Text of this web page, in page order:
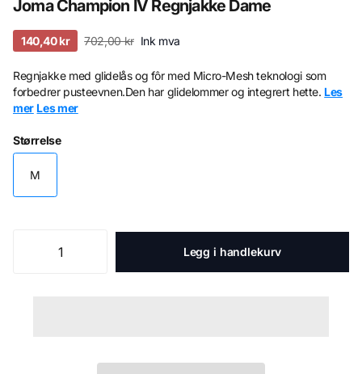
Joma Champion IV Regnjakke Dame
140,40 kr 702,00 kr Ink mva
Regnjakke med glidelås og fôr med Micro-Mesh teknologi som
forbedrer pusteevnen.Den har glidelommer og integrert hette. Les
mer Les mer
Størrelse
M
Legg i handlekurv